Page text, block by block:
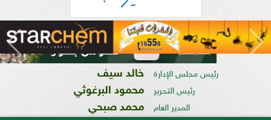
رئيس مجلس الإدارة خالد سيف
رئيس التحرير محمود البرغوثي
المدير العام محمد صبحي